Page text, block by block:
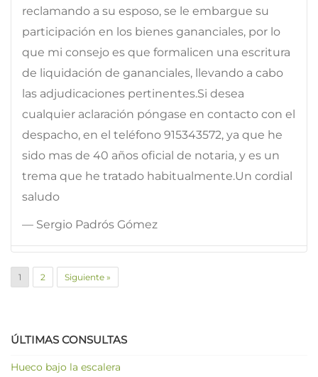
reclamando a su esposo, se le embargue su
participación en los bienes gananciales, por lo
que mi consejo es que formalicen una escritura
de liquidación de gananciales, llevando a cabo
las adjudicaciones pertinentes.Si desea
cualquier aclaración póngase en contacto con el
despacho, en el teléfono 915343572, ya que he
sido mas de 40 años oficial de notaria, y es un
trema que he tratado habitualmente.Un cordial
saludo
— Sergio Padrós Gómez
1 2 Siguiente »
ÚLTIMAS CONSULTAS
Hueco bajo la escalera